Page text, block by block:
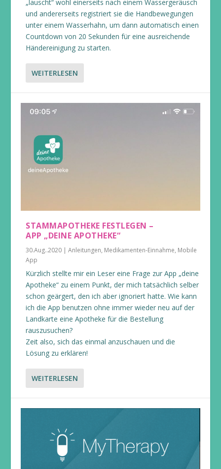
„lauscht“ wohl einerseits nach einem Wassergeräusch
und andererseits registriert sie die Handbewegungen
unter einem Wasserhahn, um dann automatisch einen
Countdown von 20 Sekunden für eine ausreichende
Händereinigung zu starten.
WEITERLESEN
STAMMAPOTHEKE FESTLEGEN –
APP „DEINE APOTHEKE“
30.Aug..2020 |Anleitungen, Medikamenten-Einnahme, Mobile
App
Kürzlich stellte mir ein Leser eine Frage zur App „deine
Apotheke“ zu einem Punkt, der mich tatsächlich selber
schon geärgert, den ich aber ignoriert hatte. Wie kann
ich die App benutzen ohne immer wieder neu auf der
Landkarte eine Apotheke für die Bestellung
rauszusuchen?
Zeit also, sich das einmal anzuschauen und die
Lösung zu erklären!
WEITERLESEN